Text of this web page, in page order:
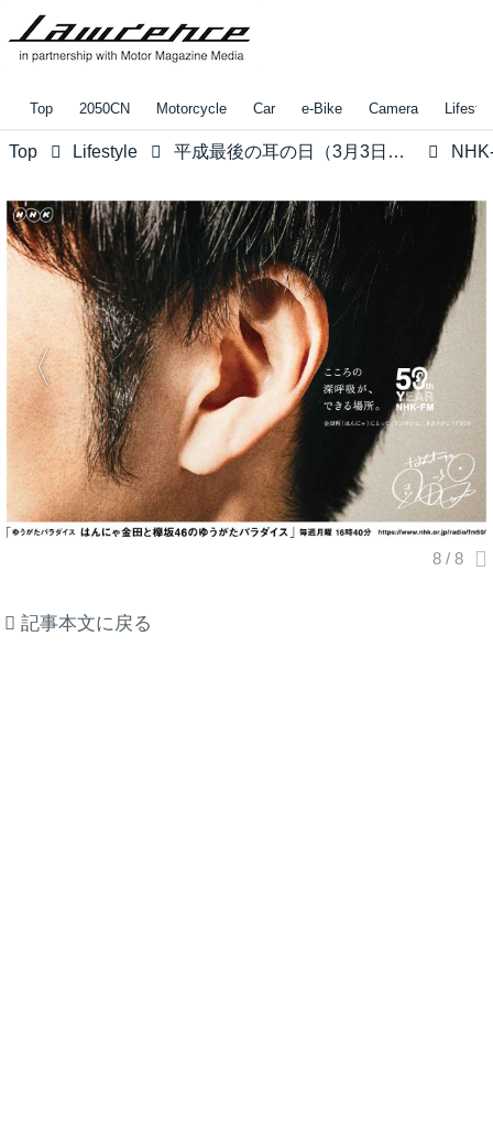
Top 2050CN Motorcycle Car e-Bike Camera
Top Lifestyle 平成最後の耳の日（3月3日）ならではの特別企画 - NHK-FM50周年、33人のアーティストの耳だけを集めたグラフィックを特設サイトにて公開中 -
記事本文に戻る